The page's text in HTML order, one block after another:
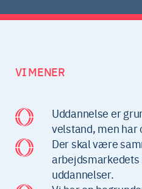
VI MENER
Uddannelse er
velstand, men har
Der skal være
arbejdsmarkedets
uddannelser.